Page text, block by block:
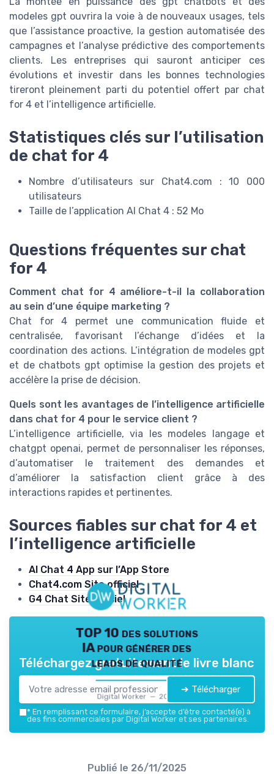
modeles gpt ouvrira la voie à de nouveaux usages, tels
que l’assistance proactive, la gestion automatisée des
campagnes et l’analyse prédictive des comportements
clients. Les entreprises qui sauront anticiper ces
évolutions et investir dans les bonnes technologies
tireront pleinement parti du potentiel offert par chat
for 4 et l’intelligence artificielle.
Statistiques clés sur l’utilisation
de chat for 4
Nombre d’utilisateurs sur Chat4.com : 10 000
utilisateurs
Taille de l’application AI Chat 4 : 52 Mo
Questions fréquentes sur chat
for 4
Comment chat for 4 améliore-t-il la collaboration
au sein d’une équipe marketing ?
Chat for 4 permet une communication fluide et
centralisée, favorisant l’échange d’idées et la
coordination des actions. L’intégration de modeles gpt
et de chatbots gpt optimise la gestion des projets et
accélère la prise de décision.
Quels sont les avantages de l’intelligence artificielle
dans chat for 4 pour le service client ?
L’intelligence artificielle, via les modeles langage et
chatgpt openai, permet de personnaliser les réponses,
d’automatiser le traitement des demandes et
d’améliorer la satisfaction client grâce à des
interactions rapides et pertinentes.
Sources fiables sur chat for 4 et
l’intelligence artificielle
AI Chat 4 App sur l’App Store
Chat4.com Site officiel
G4 Chat Site officiel
TOP 10 des solutions
IA pour générer des
leads de qualité
Digital Worker — 2026
Téléchargez gratuitement le livre blanc
➔ Télécharger
* En remplissant ce formulaire, j’accepte d’être contacté(e) à
des fins commerciales par Digital Worker et ses partenaires.
Publié le 26/11/2025